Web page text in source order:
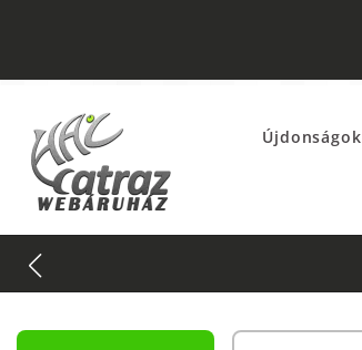
Újdonságok